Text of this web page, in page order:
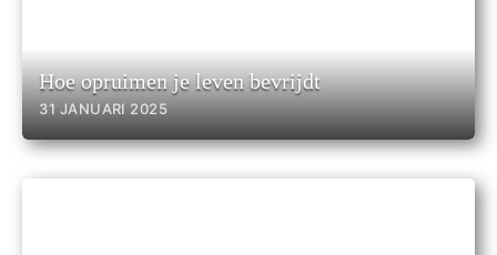
Hoe opruimen je leven bevrijdt
31 JANUARI 2025